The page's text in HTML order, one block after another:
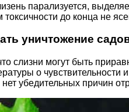
парализуется,
до конца не
уничтожение
слизни могут быть
о
убедительных причин